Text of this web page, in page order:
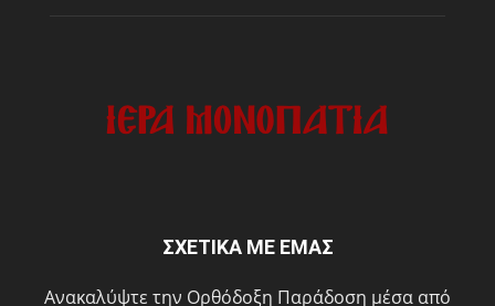
ΣΧΕΤΙΚΑ ΜΕ ΕΜΑΣ
Ανακαλύψτε την Ορθόδοξη Παράδοση μέσα από